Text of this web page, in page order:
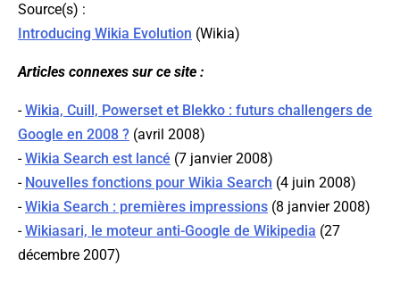
Source(s) :
Introducing Wikia Evolution (Wikia)
Articles connexes sur ce site :
-Wikia, Cuill, Powerset et Blekko : futurs challengers de
Google en 2008 ? (avril 2008)
-Wikia Search est lancé (7 janvier 2008)
- Nouvelles fonctions pour Wikia Search (4 juin 2008)
-Wikia Search : premières impressions (8 janvier 2008)
-Wikiasari, le moteur anti-Google de Wikipedia (27
décembre 2007)